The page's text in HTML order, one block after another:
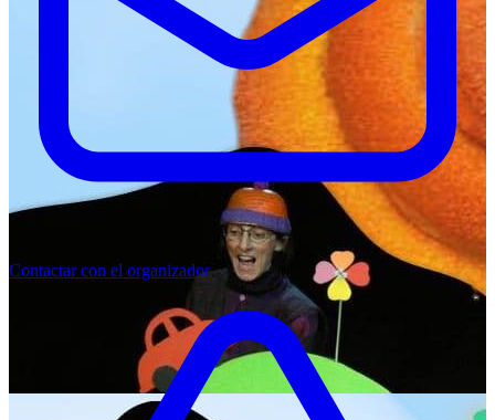
Contactar con el organizador